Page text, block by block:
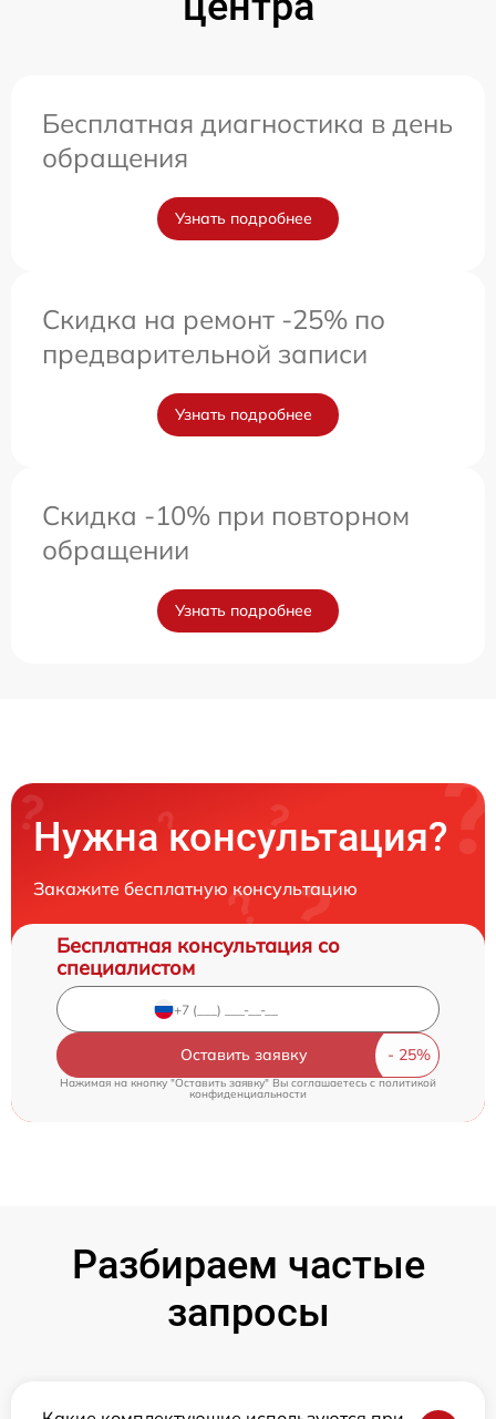
Бесплатная диагностика в день
обращения
Узнать подробнее
Скидка на ремонт -25% по
предварительной записи
Узнать подробнее
Скидка -10% при повторном
обращении
Узнать подробнее
Нужна консультация?
Закажите бесплатную консультацию
Бесплатная консультация со
специалистом
Оставить заявку
Нажимая на кнопку "Оставить заявку" Вы соглашаетесь c политикой
конфиденциальности
Разбираем частые
запросы